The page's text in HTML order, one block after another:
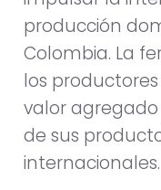
producción
Colombia. La
los
valor
de sus
internacionales.